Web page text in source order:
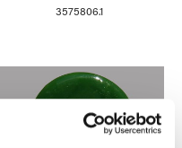
3575806.1